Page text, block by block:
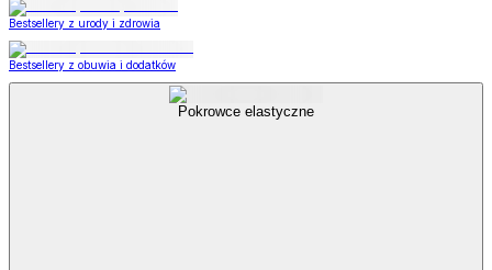
Bestsellery z urody i zdrowia
Bestsellery z obuwia i dodatków
Pokrowce elastyczne